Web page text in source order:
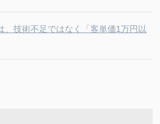
、技術不足ではなく「客単価1万円以